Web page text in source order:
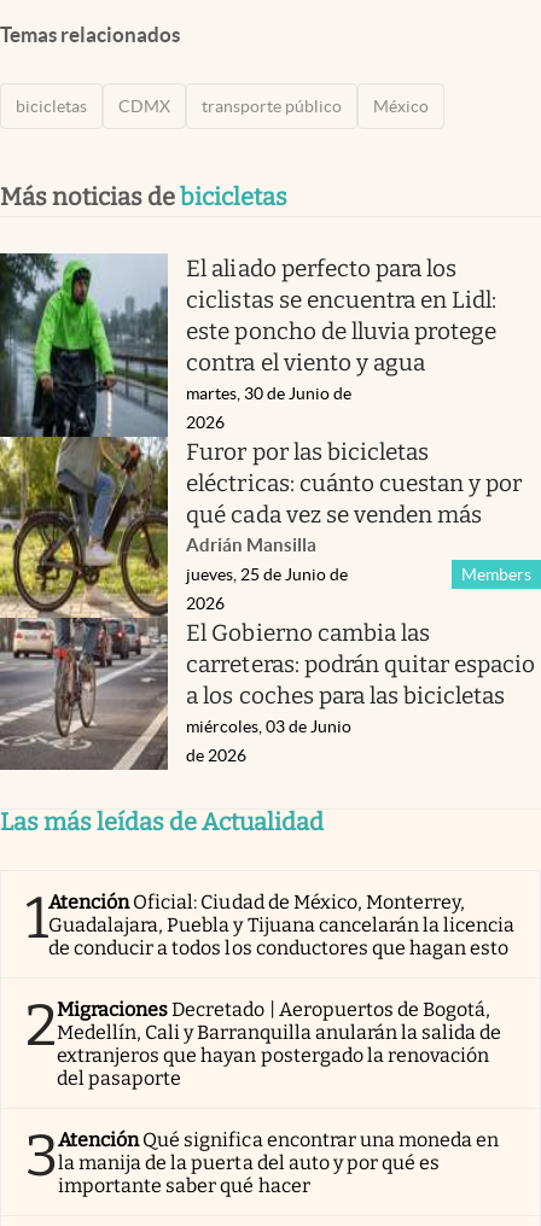
Temas relacionados
bicicletas CDMX transporte público México
Más noticias debicicletas
El aliado perfecto para los
ciclistas se encuentra en Lidl:
este poncho de lluvia protege
contra el viento y agua
martes, 30 de Junio de
2026
Furor por las bicicletas
eléctricas: cuánto cuestan y por
qué cada vez se venden más
Adrián Mansilla
Members
jueves, 25 de Junio de
2026
El Gobierno cambia las
carreteras: podrán quitar espacio
a los coches para las bicicletas
miércoles, 03 de Junio
de 2026
Las más leídas de Actualidad
1AtenciónOficial: Ciudad de México, Monterrey,
Guadalajara, Puebla y Tijuana cancelarán la licencia
de conducir a todos los conductores que hagan esto
2MigracionesDecretado | Aeropuertos de Bogotá,
Medellín, Cali y Barranquilla anularán la salida de
extranjeros que hayan postergado la renovación
del pasaporte
3AtenciónQué significa encontrar una moneda en
la manija de la puerta del auto y por qué es
importante saber qué hacer